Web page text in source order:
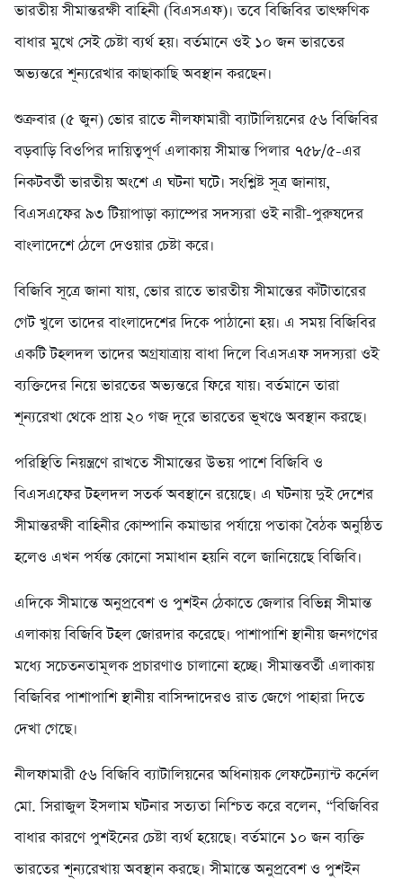
ভারতীয় সীমান্তরক্ষী বাহিনী (বিএসএফ)। তবে বিজিবির তাৎক্ষণিক
বাধার মুখে সেই চেষ্টা ব্যর্থ হয়। বর্তমানে ওই ১০ জন ভারতের
অভ্যন্তরে শূন্যরেখার কাছাকাছি অবস্থান করছেন।
শুক্রবার (৫ জুন) ভোর রাতে নীলফামারী ব্যাটালিয়নের ৫৬ বিজিবির
বড়বাড়ি বিওপির দায়িত্বপূর্ণ এলাকায় সীমান্ত পিলার ৭৫৮/৫-এর
নিকটবর্তী ভারতীয় অংশে এ ঘটনা ঘটে। সংশ্লিষ্ট সূত্র জানায়,
বিএসএফের ৯৩ টিয়াপাড়া ক্যাম্পের সদস্যরা ওই নারী-পুরুষদের
বাংলাদেশে ঠেলে দেওয়ার চেষ্টা করে।
বিজিবি সূত্রে জানা যায়, ভোর রাতে ভারতীয় সীমান্তের কাঁটাতারের
গেট খুলে তাদের বাংলাদেশের দিকে পাঠানো হয়। এ সময় বিজিবির
একটি টহলদল তাদের অগ্রযাত্রায় বাধা দিলে বিএসএফ সদস্যরা ওই
ব্যক্তিদের নিয়ে ভারতের অভ্যন্তরে ফিরে যায়। বর্তমানে তারা
শূন্যরেখা থেকে প্রায় ২০ গজ দূরে ভারতের ভূখণ্ডে অবস্থান করছে।
পরিস্থিতি নিয়ন্ত্রণে রাখতে সীমান্তের উভয় পাশে বিজিবি ও
বিএসএফের টহলদল সতর্ক অবস্থানে রয়েছে। এ ঘটনায় দুই দেশের
সীমান্তরক্ষী বাহিনীর কোম্পানি কমান্ডার পর্যায়ে পতাকা বৈঠক অনুষ্ঠিত
হলেও এখন পর্যন্ত কোনো সমাধান হয়নি বলে জানিয়েছে বিজিবি।
এদিকে সীমান্তে অনুপ্রবেশ ও পুশইন ঠেকাতে জেলার বিভিন্ন সীমান্ত
এলাকায় বিজিবি টহল জোরদার করেছে। পাশাপাশি স্থানীয় জনগণের
মধ্যে সচেতনতামূলক প্রচারণাও চালানো হচ্ছে। সীমান্তবর্তী এলাকায়
বিজিবির পাশাপাশি স্থানীয় বাসিন্দাদেরও রাত জেগে পাহারা দিতে
দেখা গেছে।
নীলফামারী ৫৬ বিজিবি ব্যাটালিয়নের অধিনায়ক লেফটেন্যান্ট কর্নেল
মো. সিরাজুল ইসলাম ঘটনার সত্যতা নিশ্চিত করে বলেন, “বিজিবির
বাধার কারণে পুশইনের চেষ্টা ব্যর্থ হয়েছে। বর্তমানে ১০ জন ব্যক্তি
ভারতের শূন্যরেখায় অবস্থান করছে। সীমান্তে অনুপ্রবেশ ও পুশইন